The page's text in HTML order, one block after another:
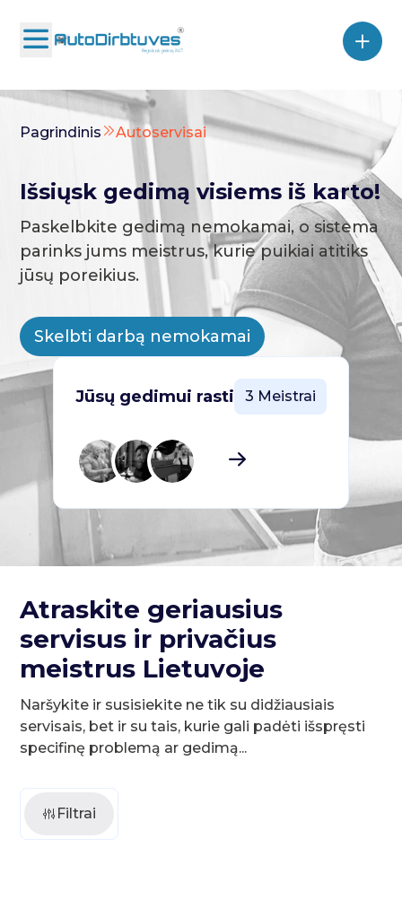
Pagrindinis Autoservisai
Išsiųsk gedimą visiems iš karto!
Paskelbkite gedimą nemokamai, o sistema
parinks jums meistrus, kurie puikiai atitiks
jūsų poreikius.
Skelbti darbą nemokamai
Jūsų gedimui rasti 3 Meistrai
Atraskite geriausius
servisus ir privačius
meistrus Lietuvoje
Naršykite ir susisiekite ne tik su didžiausiais
servisais, bet ir su tais, kurie gali padėti išspręsti
specifinę problemą ar gedimą...
Filtrai